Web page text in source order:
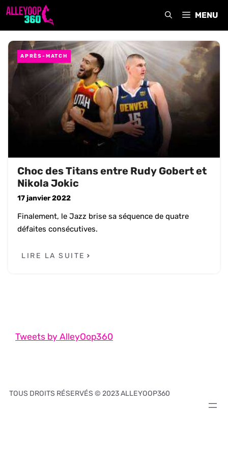
Aller
MENU
APRÈS-MATCH
Choc des Titans entre Rudy Gobert et
Nikola Jokic
17 janvier 2022
Finalement, le Jazz brise sa séquence de quatre
défaites consécutives.
LIRE LA SUITE
Tweets by AlleyOop360
TOUS DROITS RÉSERVÉS © 2023 ALLEYOOP360